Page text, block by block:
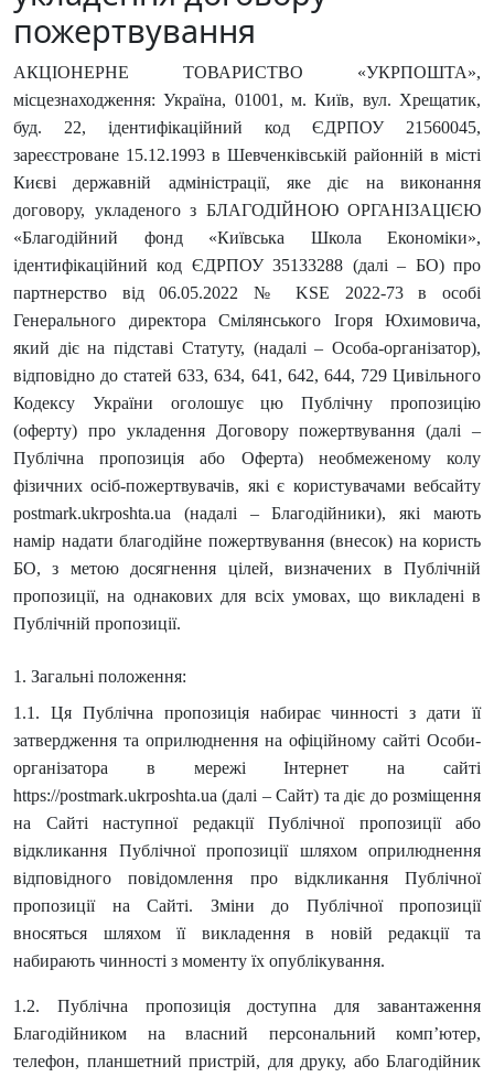
пожертвування
АКЦІОНЕРНЕ ТОВАРИСТВО «УКРПОШТА»,
місцезнаходження: Україна, 01001, м. Київ, вул. Хрещатик,
буд. 22, ідентифікаційний код ЄДРПОУ 21560045,
зареєстроване 15.12.1993 в Шевченківській районній в місті
Києві державній адміністрації, яке діє на виконання
договору, укладеного з БЛАГОДІЙНОЮ ОРГАНІЗАЦІЄЮ
«Благодійний фонд «Київська Школа Економіки»,
ідентифікаційний код ЄДРПОУ 35133288 (далі – БО) про
партнерство від 06.05.2022 № KSE 2022-73 в особі
Генерального директора Смілянського Ігоря Юхимовича,
який діє на підставі Статуту, (надалі – Особа-організатор),
відповідно до статей 633, 634, 641, 642, 644, 729 Цивільного
Кодексу України оголошує цю Публічну пропозицію
(оферту) про укладення Договору пожертвування (далі –
Публічна пропозиція або Оферта) необмеженому колу
фізичних осіб-пожертвувачів, які є користувачами вебсайту
postmark.ukrposhta.ua (надалі – Благодійники), які мають
намір надати благодійне пожертвування (внесок) на користь
БО, з метою досягнення цілей, визначених в Публічній
пропозиції, на однакових для всіх умовах, що викладені в
Публічній пропозиції.
1. Загальні положення:
1.1. Ця Публічна пропозиція набирає чинності з дати її
затвердження та оприлюднення на офіційному сайті Особи-
організатора в мережі Інтернет на сайті
https://postmark.ukrposhta.ua (далі – Сайт) та діє до розміщення
на Сайті наступної редакції Публічної пропозиції або
відкликання Публічної пропозиції шляхом оприлюднення
відповідного повідомлення про відкликання Публічної
пропозиції на Сайті. Зміни до Публічної пропозиції
вносяться шляхом її викладення в новій редакції та
набирають чинності з моменту їх опублікування.
1.2. Публічна пропозиція доступна для завантаження
Благодійником на власний персональний комп’ютер,
телефон, планшетний пристрій, для друку, або Благодійник